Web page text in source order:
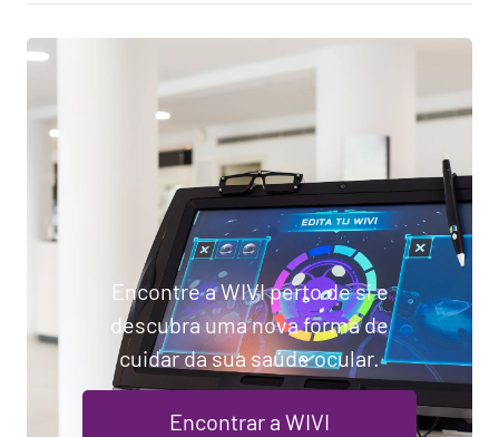
Encontre a WIVI perto de si e
descubra uma nova forma de
cuidar da sua saúde ocular.
Encontrar a WIVI